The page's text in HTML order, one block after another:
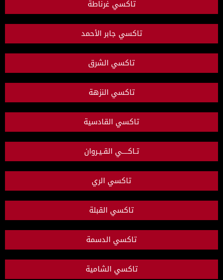
تاكسي غرناطة
تاكسي جابر الأحمد
تاكسي الشرق
تاكسي النزهة
تاكسي القادسية
تـاكــــي القـيـروان
تاكسي الري
تاكسي القبلة
تاكسي الدسمة
تاكسي الشامية